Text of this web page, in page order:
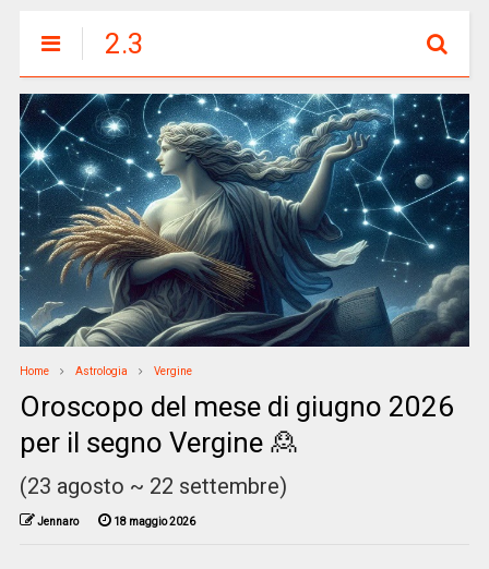
2.3
Home Astrologia Vergine
Oroscopo del mese di giugno 2026
per il segno Vergine 🙎‍
(23 agosto ~ 22 settembre)
Jennaro 18 maggio 2026